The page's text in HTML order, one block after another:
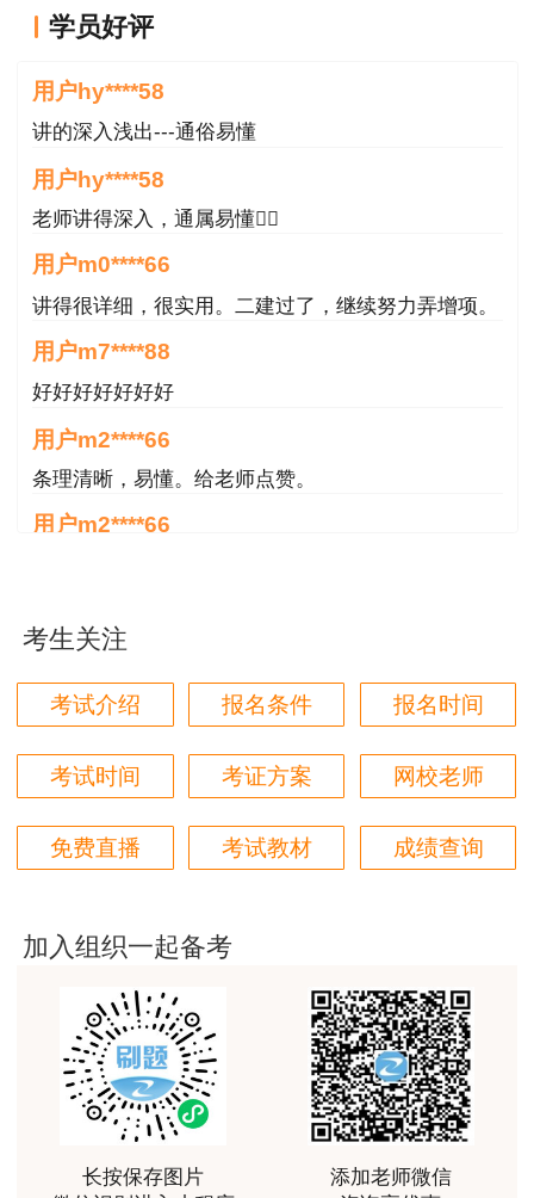
机电实务
大咖密训
注：以上直播课程结束后会制作成课件，在“我的网
尊享无忧班备考资料丰富 不需再额外购买教辅
点总结类资料、机考系统等备考资料，还
教材，备考二建完全够用，学员不需要再额外购买
任何备考资料了。
尊享无忧班备考资料一览：
习、历年试题、阶段测评、3套全真模拟卷、3套
典、考前重点资料、知识点自助练习、案例必做
免费试听>>
立即购课>>
学员好评
用户hy****58
用户hy****58
老师讲得深入，通属易懂👍🏻
用户m0****66
讲得很详细，很实用。二建过了，继续努力弄增项。
用户m7****88
好好好好好好好
用户m2****66
条理清晰，易懂。给老师点赞。
用户m2****66
条理清晰，易懂。给老师点赞。
用户m4****88
用户m4****88
用户m2****18
用户hq****jp
性价比较高的一套课程，深耕领域多年的资深师资，
对知识点精准把握，内容深入浅出，理论和记忆口诀
用户m1****18
中一些真题知识点，从而使考试过程中得心应手，顺
利通过考试
用户da****ng
小强老师讲得很好！生动、有趣、易于理解，支持！
用户m3****65
考生关注
考试介绍 报名条件 报名时间
考试时间 考证方案 网校老师
免费直播 考试教材 成绩查询
加入组织一起备考
长按保存图片
添加老师微信